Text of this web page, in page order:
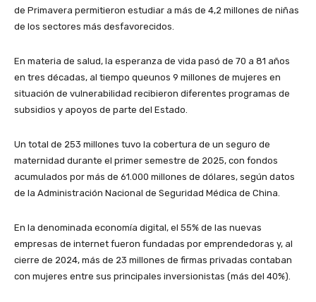
de Primavera permitieron estudiar a más de 4,2 millones de niñas
de los sectores más desfavorecidos.
En materia de salud, la esperanza de vida pasó de 70 a 81 años
en tres décadas, al tiempo queunos 9 millones de mujeres en
situación de vulnerabilidad recibieron diferentes programas de
subsidios y apoyos de parte del Estado.
Un total de 253 millones tuvo la cobertura de un seguro de
maternidad durante el primer semestre de 2025, con fondos
acumulados por más de 61.000 millones de dólares, según datos
de la Administración Nacional de Seguridad Médica de China.
En la denominada economía digital, el 55% de las nuevas
empresas de internet fueron fundadas por emprendedoras y, al
cierre de 2024, más de 23 millones de firmas privadas contaban
con mujeres entre sus principales inversionistas (más del 40%).